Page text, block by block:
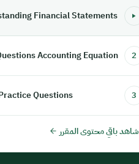
Financial Statements
2
3.2. Practice Questions Accounting Equation
3
Questions
شاهد باقي محتوى المقرر